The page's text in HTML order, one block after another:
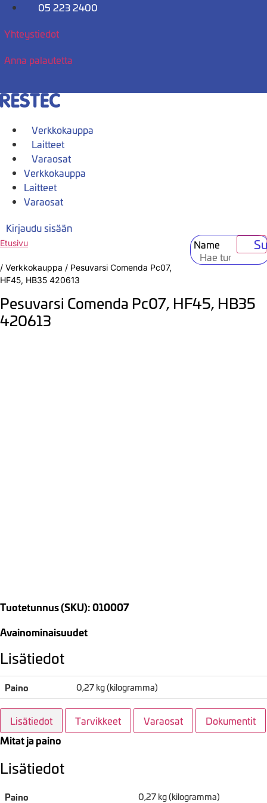
Mene
05 223 2400
Yhteystiedot
Anna palautetta
Verkkokauppa
Laitteet
Varaosat
Verkkokauppa
Laitteet
Varaosat
Kirjaudu sisään
Name
Etusivu
/ Verkkokauppa / Pesuvarsi Comenda Pc07,
HF45, HB35 420613
Pesuvarsi Comenda Pc07, HF45, HB35
420613
Tuotetunnus (SKU): 010007
Avainominaisuudet
Lisätiedot
Paino 0,27 kg (kilogramma)
Lisätiedot Tarvikkeet Varaosat Dokumentit
Mitat ja paino
Lisätiedot
Paino 0,27 kg (kilogramma)